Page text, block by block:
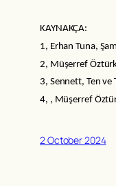
KAYNAKÇA:
1, Erhan Tuna,
2, Müşerref Öztürk
3, Sennett, Ten ve
4, , Müşerref
2 October 2024